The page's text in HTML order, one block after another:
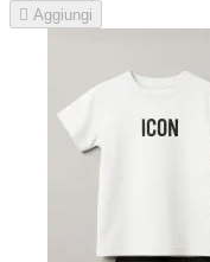
 Aggiungi